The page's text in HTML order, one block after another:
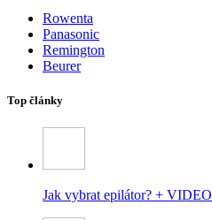
Rowenta
Panasonic
Remington
Beurer
Top články
Jak vybrat epilátor? + VIDEO